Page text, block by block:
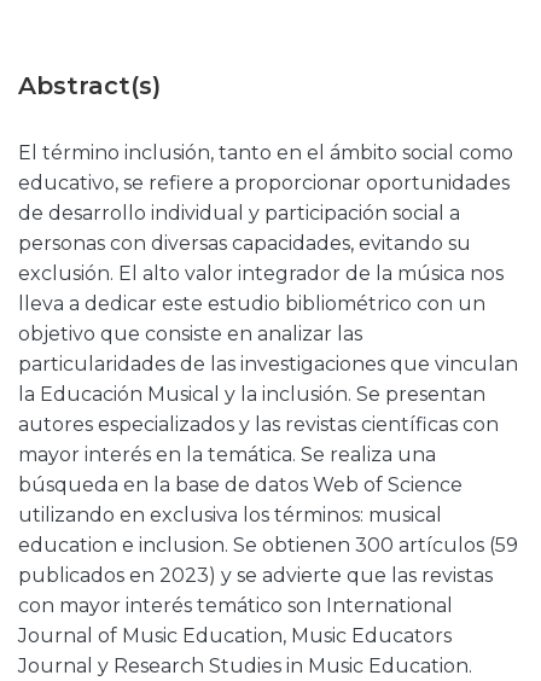
Abstract(s)
El término inclusión, tanto en el ámbito social como
educativo, se refiere a proporcionar oportunidades
de desarrollo individual y participación social a
personas con diversas capacidades, evitando su
exclusión. El alto valor integrador de la música nos
lleva a dedicar este estudio bibliométrico con un
objetivo que consiste en analizar las
particularidades de las investigaciones que vinculan
la Educación Musical y la inclusión. Se presentan
autores especializados y las revistas científicas con
mayor interés en la temática. Se realiza una
búsqueda en la base de datos Web of Science
utilizando en exclusiva los términos: musical
education e inclusion. Se obtienen 300 artículos (59
publicados en 2023) y se advierte que las revistas
con mayor interés temático son International
Journal of Music Education, Music Educators
Journal y Research Studies in Music Education.